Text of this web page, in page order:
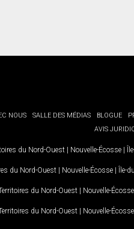
NOUS SALLE DES MÉDIAS BLOGUE
AVIS
du Nord-Ouest | Nouvelle-Écosse |
du Nord-Ouest | Nouvelle-Écosse | Île-
du Nord-Ouest | Nouvelle-Écosse
du Nord-Ouest | Nouvelle-Écosse